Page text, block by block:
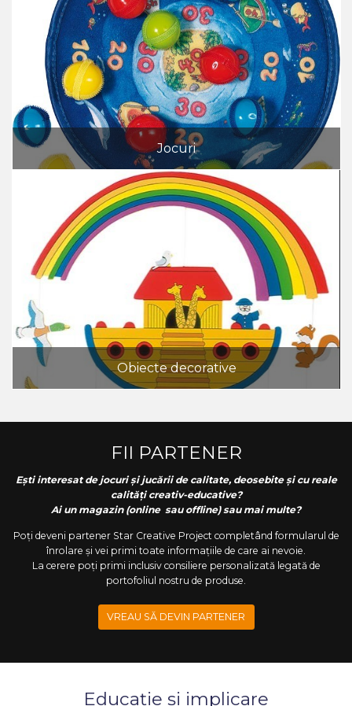
Jocuri
Obiecte decorative
FII PARTENER
Ești interesat de jocuri și jucării de calitate, deosebite și cu reale
calități creativ-educative?
Ai un magazin (online sau offline) sau mai multe?
Poți deveni partener Star Creative Project completând formularul de
înrolare și vei primi toate informațiile de care ai nevoie.
La cerere poți primi inclusiv consiliere personalizată legată de
portofoliul nostru de produse.
VREAU SĂ DEVIN PARTENER
Educație și implicare